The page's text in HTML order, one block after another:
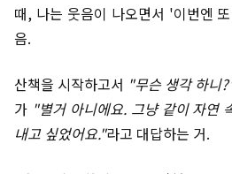
때, 나는 웃음이 나오면서 '이번엔
음.
산책을 시작하고서 "무슨 생각 하니
가 "별거 아니에요. 그냥 같이 자연
내고 싶었어요."라고 대답하는 거.